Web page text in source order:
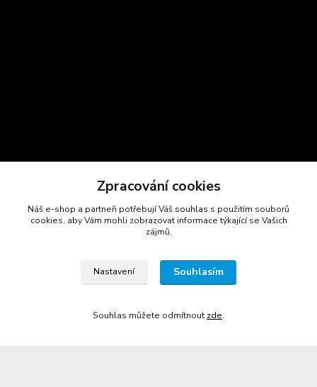
+420 723 725 881
Zpracování cookies
Náš e-shop a partneři potřebují Váš souhlas s použitím souborů
cookies, aby Vám mohli zobrazovat informace týkající se Vašich
zájmů.
Nastavení Souhlasím
Souhlas můžete odmítnout zde.